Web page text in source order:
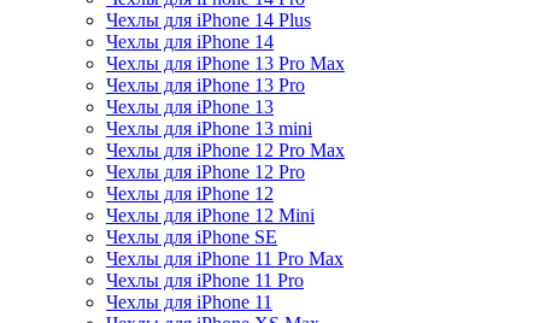
Чехлы для iPhone 14 Plus
Чехлы для iPhone 14
Чехлы для iPhone 13 Pro Max
Чехлы для iPhone 13 Pro
Чехлы для iPhone 13
Чехлы для iPhone 13 mini
Чехлы для iPhone 12 Pro Max
Чехлы для iPhone 12 Pro
Чехлы для iPhone 12
Чехлы для iPhone 12 Mini
Чехлы для iPhone SE
Чехлы для iPhone 11 Pro Max
Чехлы для iPhone 11 Pro
Чехлы для iPhone 11